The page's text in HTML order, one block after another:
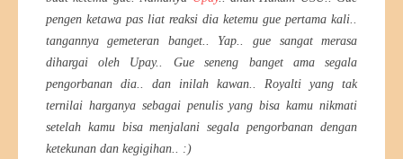
pengen ketawa pas liat reaksi dia ketemu gue pertama kali..
tangannya gemeteran banget.. Yap.. gue sangat merasa
dihargai oleh Upay.. Gue seneng banget ama segala
pengorbanan dia.. dan inilah kawan.. Royalti yang tak
ternilai harganya sebagai penulis yang bisa kamu nikmati
setelah kamu bisa menjalani segala pengorbanan dengan
ketekunan dan kegigihan.. :)